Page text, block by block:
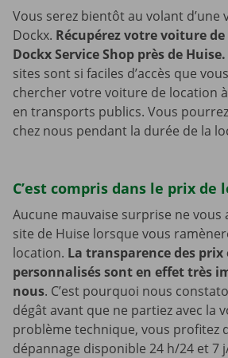
Vous serez bientôt au volant
Dockx. Récupérez votre voiture
Dockx Service Shop près de Huise.
sites sont si faciles d’accès que
chercher votre voiture de location
en transports publics. Vous
chez nous pendant la durée de la
C’est compris dans le prix de
Aucune mauvaise surprise ne
site de Huise lorsque vous
location. La transparence des prix
personnalisés sont en effet très
nous. C’est pourquoi nous
dégât avant que ne partiez avec la
problème technique, vous profitez
dépannage disponible 24 h/24 et 7